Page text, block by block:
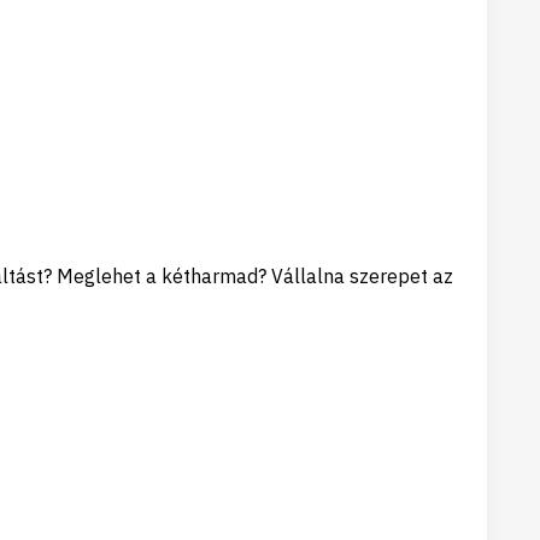
Meglehet a kétharmad? Vállalna szerepet az